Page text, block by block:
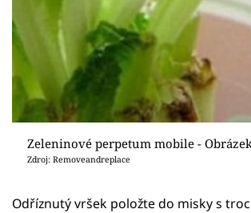
Zeleninové perpetum mobile -
Zdroj: Removeandreplace
Odříznutý vršek položte do misky s